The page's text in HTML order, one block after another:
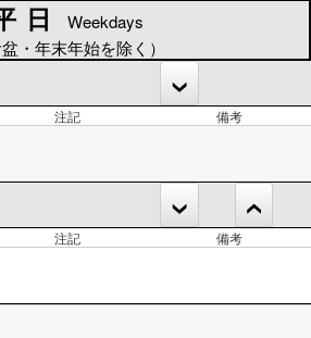
日
Weekdays
盆・年末年始を除く）
注記 備考
注記 備考